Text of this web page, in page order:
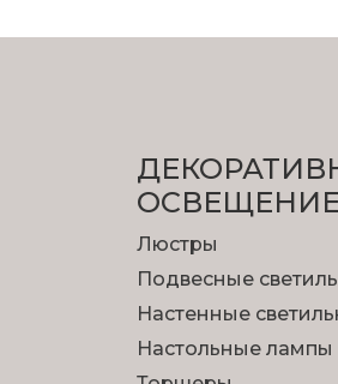
ОСВЕЩЕНИЕ
Люстры
Подвесные
Настенные
Настольные лампы